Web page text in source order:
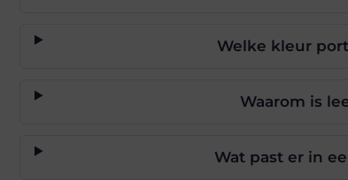
Welke kleur
Waarom is
Wat past er in